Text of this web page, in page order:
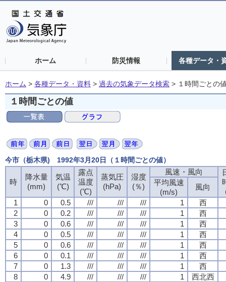
ホーム 防災情報 各種データ・
ホーム > 各種データ・資料 > 過去の気象データ検索 > １時間ごとの
１時間ごとの値
今市（栃木県) 1992年3月20日（１時間ごとの値）
時
降水量
(mm)
気温
(℃)
露点
温度
(℃)
蒸気圧
(hPa)
湿度
(％)
風速・風向
平均風速
(m/s)
風向
1
0 0.5 /// /// /// 1
西
2
0 0.2 /// /// /// 1
西
3
0 0.6 /// /// /// 1
西
4
0 0.5 /// /// /// 1
西
5
0 0.6 /// /// /// 1
西
6
0 0.1 /// /// /// 1
西
7
0 1.3 /// /// /// 1
西
8
0 4.9 /// /// /// 1
西北西